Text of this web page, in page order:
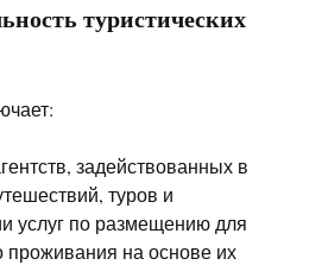
туристических
задействованных в
туров и
услуг по размещению для
проживания на основе их